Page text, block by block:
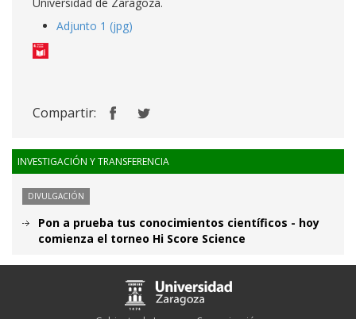
Adjunto 1 (jpg)
Compartir:
INVESTIGACIÓN Y TRANSFERENCIA
DIVULGACIÓN
Pon a prueba tus conocimientos científicos - hoy
comienza el torneo Hi Score Science